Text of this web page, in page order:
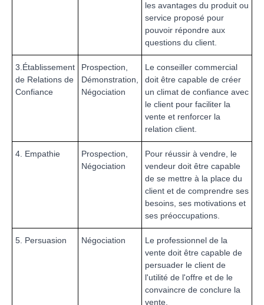
les avantages du produit ou
service proposé pour
pouvoir répondre aux
questions du client.
3.Établissement
de Relations de
Confiance
Prospection,
Démonstration,
Négociation
Le conseiller commercial
doit être capable de créer
un climat de confiance avec
le client pour faciliter la
vente et renforcer la
relation client.
4. Empathie
Prospection,
Négociation
Pour réussir à vendre, le
vendeur doit être capable
de se mettre à la place du
client et de comprendre ses
besoins, ses motivations et
ses préoccupations.
5. Persuasion Négociation
Le professionnel de la
vente doit être capable de
persuader le client de
l'utilité de l'offre et de le
convaincre de conclure la
vente.